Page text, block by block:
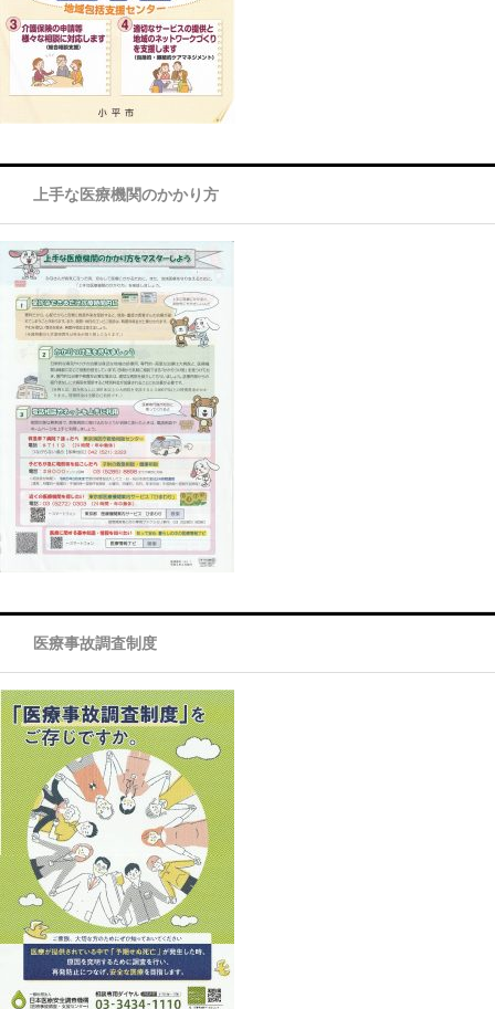
上手な医療機関のかかり方
医療事故調査制度